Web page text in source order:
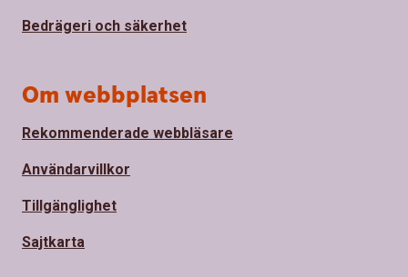
Bedrägeri och säkerhet
Om webbplatsen
Rekommenderade webbläsare
Användarvillkor
Tillgänglighet
Sajtkarta